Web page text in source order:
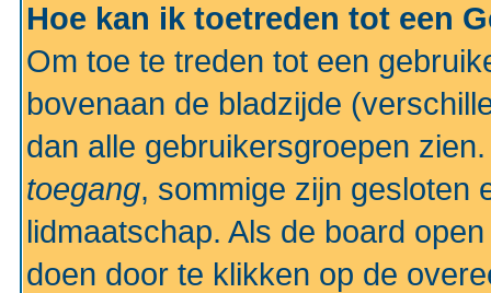
Hoe kan ik toetreden tot een
Om toe te treden tot een
bovenaan de bladzijde
dan alle gebruikersgroepen
toegang, sommige zijn gesloten
lidmaatschap. Als de board
doen door te klikken op de